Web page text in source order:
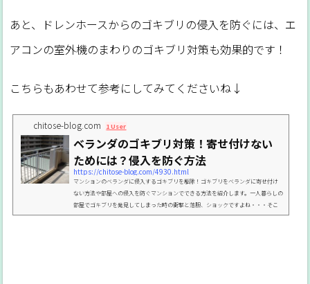
あと、ドレンホースからのゴキブリの侵入を防ぐには、エ
アコンの室外機のまわりのゴキブリ対策も効果的です！
こちらもあわせて参考にしてみてくださいね↓
chitose-blog.com 1 User
ベランダのゴキブリ対策！寄せ付けない
ためには？侵入を防ぐ方法
https://chitose-blog.com/4930.html
マンションのベランダに侵入するゴキブリを駆除！ゴキブリをベランダに寄せ付け
ない方法や部屋への侵入を防ぐマンションでできる方法を紹介します。一人暮らしの
部屋でゴキブリを発見してしまった時の衝撃と落胆、ショックですよね・・・そこ
で今回は、ゴキブリの部屋への侵入経路の１つであるベランダのゴキブリ対策を徹